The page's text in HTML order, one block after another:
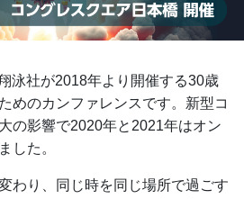
泳社が2018年より開催する30歳
めのカンファレンスです。新型コ
の影響で2020年と2021年はオン
した。
わり、同じ時を同じ場所で過ごす